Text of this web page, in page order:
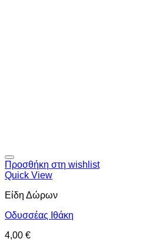
Προσθήκη στη wishlist
Quick View
Είδη Δώρων
Οδυσσέας Ιθάκη
4,00 €